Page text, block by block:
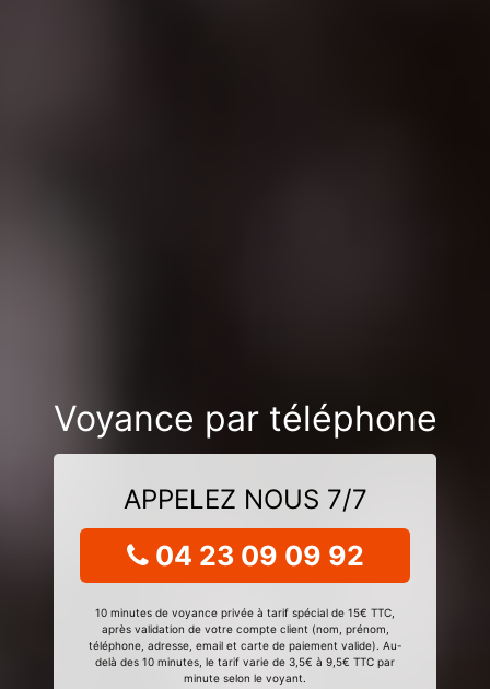
Voyance par téléphone
APPELEZ NOUS 7/7
04 23 09 09 92
10 minutes de voyance privée à tarif spécial de 15€ TTC,
après validation de votre compte client (nom, prénom,
téléphone, adresse, email et carte de paiement valide). Au-
delà des 10 minutes, le tarif varie de 3,5€ à 9,5€ TTC par
minute selon le voyant.